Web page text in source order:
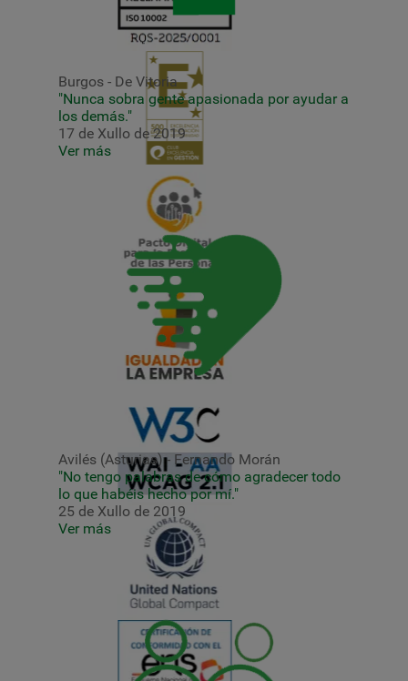
Burgos - De Vitoria
"Nunca sobra gente apasionada por ayudar a
los demás."
17 de Xullo de 2019
Ver más
Avilés (Asturias) - Fernando Morán
"No tengo palabras de cómo agradecer todo
lo que habéis hecho por mí."
25 de Xullo de 2019
Ver más